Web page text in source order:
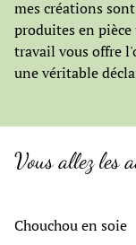
mes créations
produites en
travail vous offre
une véritable
Vous allez les
Chouchou en soie